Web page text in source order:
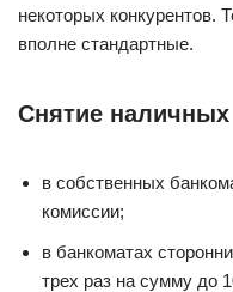
некоторых конкурентов.
вполне стандартные.
Снятие наличных
в собственных
комиссии;
в банкоматах
трех раз на сумму до